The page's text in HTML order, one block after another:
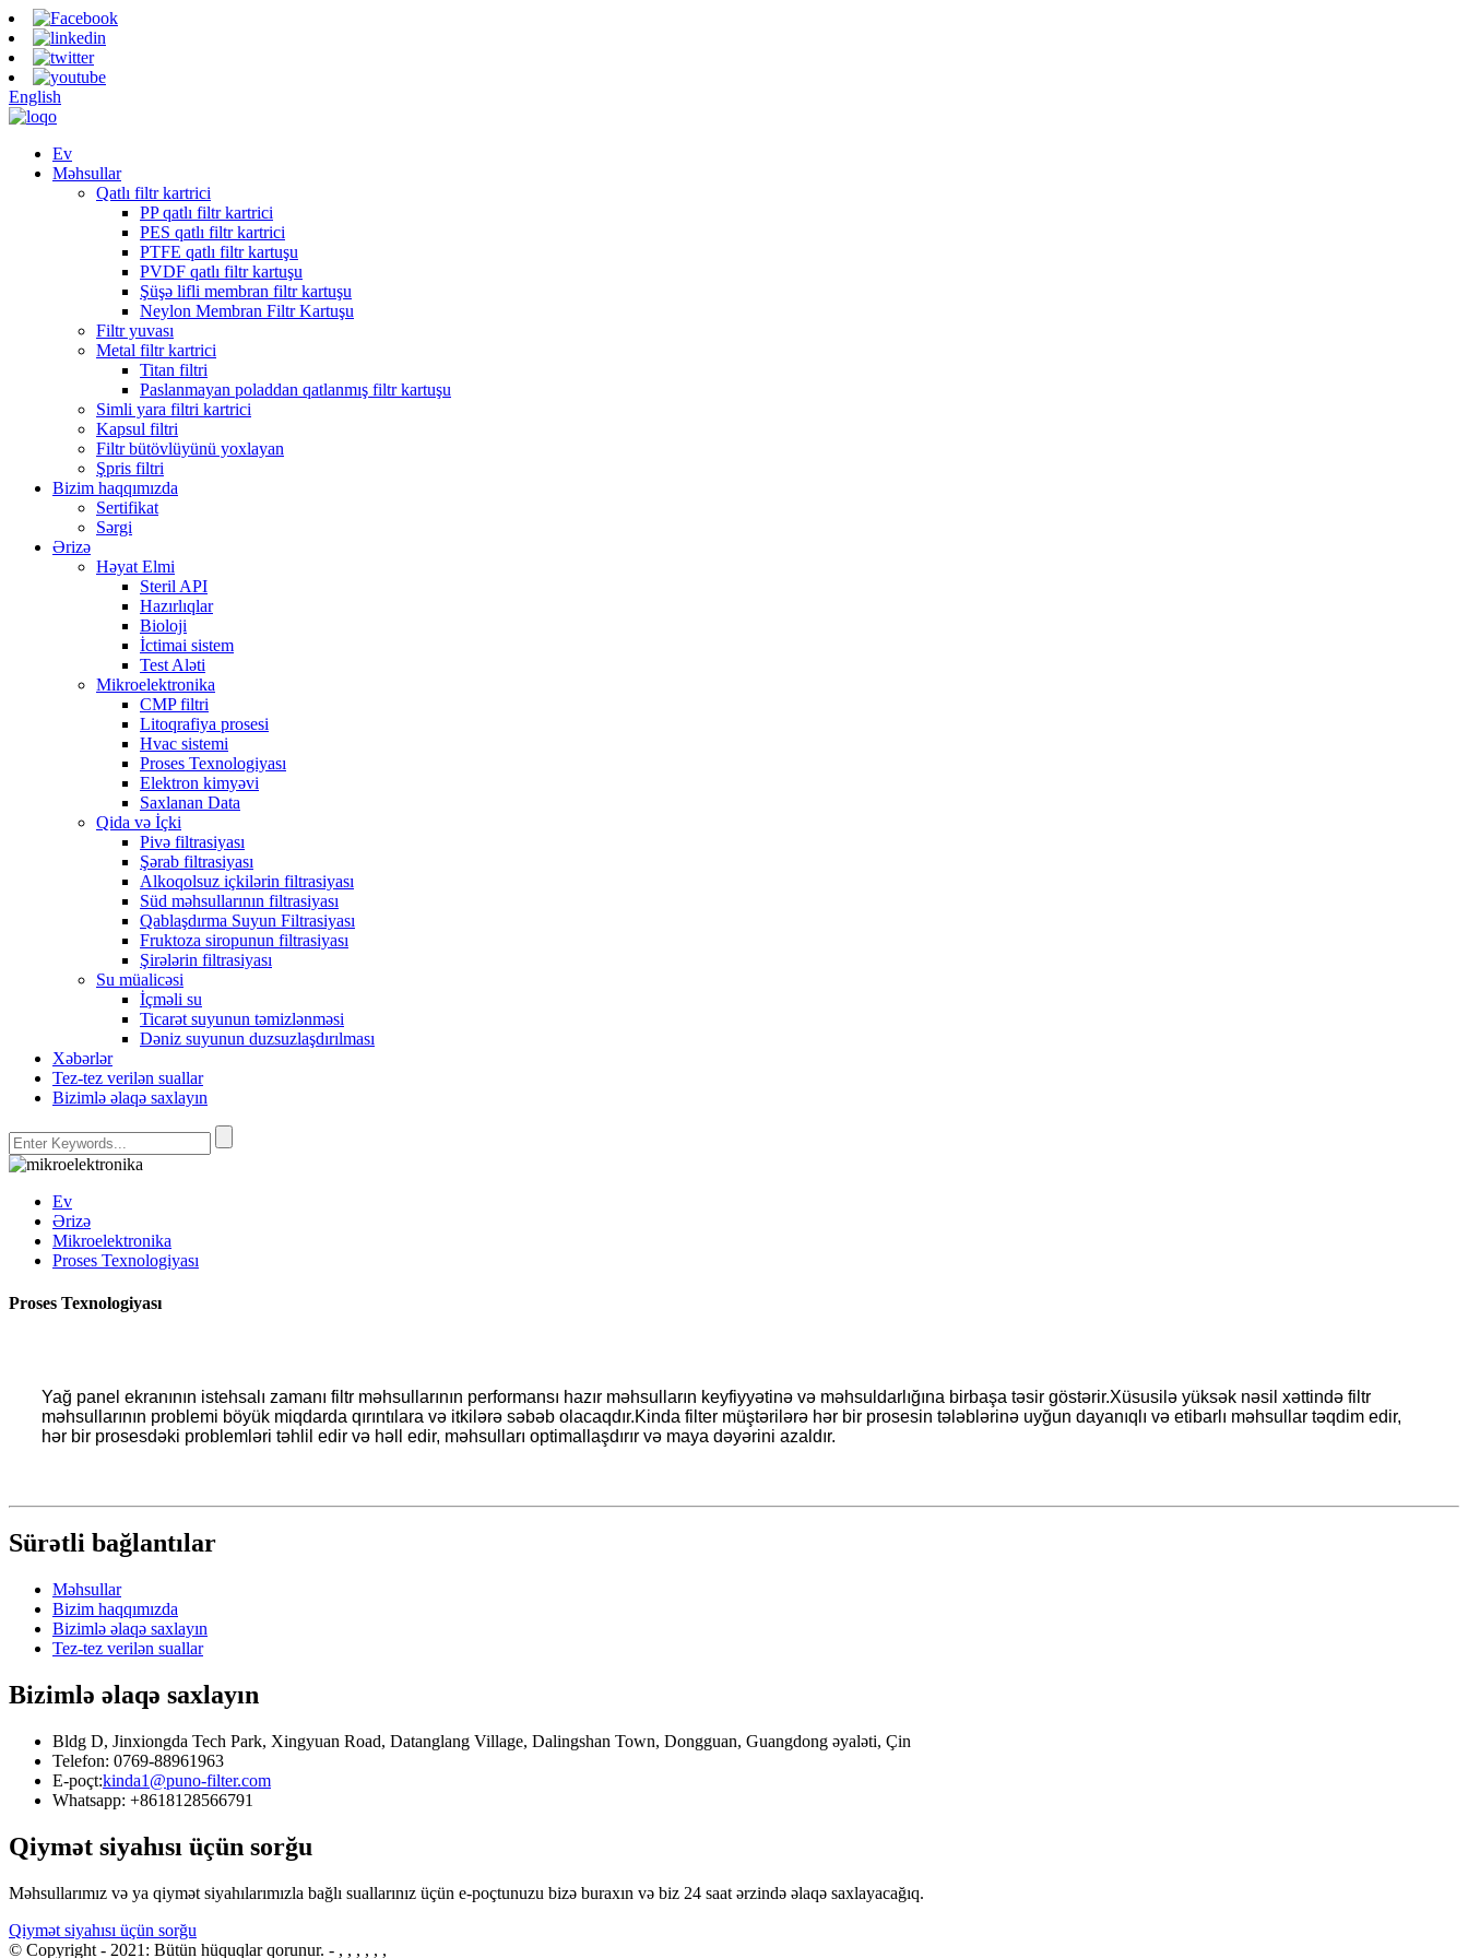
English
Ev
Məhsullar
Qatlı filtr kartrici
PP qatlı filtr kartrici
PES qatlı filtr kartrici
PTFE qatlı filtr kartuşu
PVDF qatlı filtr kartuşu
Şüşə lifli membran filtr kartuşu
Neylon Membran Filtr Kartuşu
Filtr yuvası
Metal filtr kartrici
Titan filtri
Paslanmayan poladdan qatlanmış filtr kartuşu
Simli yara filtri kartrici
Kapsul filtri
Filtr bütövlüyünü yoxlayan
Şpris filtri
Bizim haqqımızda
Sertifikat
Sərgi
Ərizə
Həyat Elmi
Steril API
Hazırlıqlar
Bioloji
İctimai sistem
Test Aləti
Mikroelektronika
CMP filtri
Litoqrafiya prosesi
Hvac sistemi
Proses Texnologiyası
Elektron kimyəvi
Saxlanan Data
Qida və İçki
Pivə filtrasiyası
Şərab filtrasiyası
Alkoqolsuz içkilərin filtrasiyası
Süd məhsullarının filtrasiyası
Qablaşdırma Suyun Filtrasiyası
Fruktoza siropunun filtrasiyası
Şirələrin filtrasiyası
Su müalicəsi
İçməli su
Ticarət suyunun təmizlənməsi
Dəniz suyunun duzsuzlaşdırılması
Xəbərlər
Tez-tez verilən suallar
Bizimlə əlaqə saxlayın
Ev
Ərizə
Mikroelektronika
Proses Texnologiyası
Proses Texnologiyası
Yağ panel ekranının istehsalı zamanı filtr məhsullarının performansı hazır məhsulların keyfiyyətinə və məhsuldarlığına birbaşa təsir göstərir.Xüsusilə yüksək nəsil xəttində filtr
məhsullarının problemi böyük miqdarda qırıntılara və itkilərə səbəb olacaqdır.Kinda filter müştərilərə hər bir prosesin tələblərinə uyğun dayanıqlı və etibarlı məhsullar təqdim edir,
hər bir prosesdəki problemləri təhlil edir və həll edir, məhsulları optimallaşdırır və maya dəyərini azaldır.
Sürətli bağlantılar
Məhsullar
Bizim haqqımızda
Bizimlə əlaqə saxlayın
Tez-tez verilən suallar
Bizimlə əlaqə saxlayın
Bldg D, Jinxiongda Tech Park, Xingyuan Road, Datanglang Village, Dalingshan Town, Dongguan, Guangdong əyaləti, Çin
Telefon: 0769-88961963
E-poçt:kinda1@puno-filter.com
Whatsapp: +8618128566791
Qiymət siyahısı üçün sorğu
Məhsullarımız və ya qiymət siyahılarımızla bağlı suallarınız üçün e-poçtunuzu bizə buraxın və biz 24 saat ərzində əlaqə saxlayacağıq.
Qiymət siyahısı üçün sorğu
© Copyright - 2021: Bütün hüquqlar qorunur. - , , , , , ,